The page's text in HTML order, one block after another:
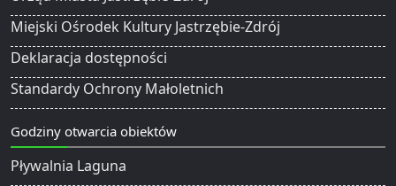
Miejski Ośrodek Kultury Jastrzębie-Zdrój
Deklaracja dostępności
Standardy Ochrony Małoletnich
Godziny otwarcia obiektów
Pływalnia Laguna